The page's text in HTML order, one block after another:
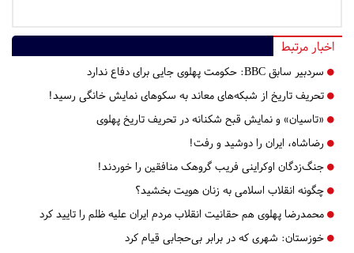
اخبار مرتبط
سردبیر سابق BBC: حکومت پهلوی جایی برای دفاع ندارد
تحریف تاریخ از شبکه‌های معاند به سکوهای نمایش خانگی رسید!
«تاسیان» و نمایش قبح شکنانه در تحریف تاریخ پهلوی
رضاشاه، ایران را دوشید و رفت!
جنگ‌زدگان اوکراینی فریب گروهک منافقین را خوردند!
چگونه انقلاب اسلامی به زنان هویت بخشید؟
محمدرضا پهلوی هم حقانیت انقلاب مردم ایران علیه ظلم را تایید کرد
خوزستان: شهری که در برابر بی‌حجابی قیام کرد